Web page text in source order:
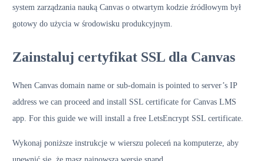
system zarządzania nauką Canvas o otwartym kodzie źródłowym był
gotowy do użycia w środowisku produkcyjnym.
Zainstaluj certyfikat SSL dla Canvas
When Canvas domain name or sub-domain is pointed to server’s IP
address we can proceed and install SSL certificate for Canvas LMS
app. For this guide we will install a free LetsEncrypt SSL certificate.
Wykonaj poniższe instrukcje w wierszu poleceń na komputerze, aby